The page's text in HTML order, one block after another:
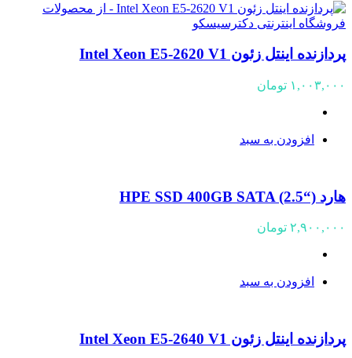
پردازنده اینتل زئون Intel Xeon E5-2620 V1
۱,۰۰۳,۰۰۰ تومان
افزودن به سبد
هارد (“HPE SSD 400GB SATA (2.5
۲,۹۰۰,۰۰۰ تومان
افزودن به سبد
پردازنده اینتل زئون Intel Xeon E5-2640 V1